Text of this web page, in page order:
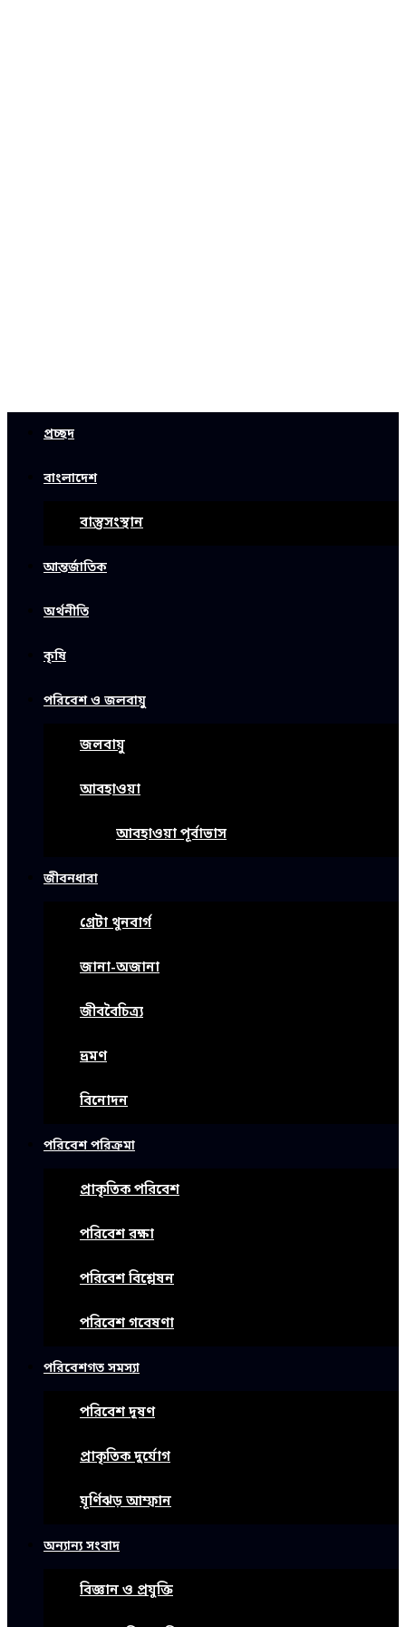
প্রচ্ছদ
বাংলাদেশ
বাস্তুসংস্থান
আন্তর্জাতিক
অর্থনীতি
কৃষি
পরিবেশ ও জলবায়ু
জলবায়ু
আবহাওয়া
আবহাওয়া পূর্বাভাস
জীবনধারা
গ্রেটা থুনবার্গ
জানা-অজানা
জীববৈচিত্র্য
ভ্রমণ
বিনোদন
পরিবেশ পরিক্রমা
প্রাকৃতিক পরিবেশ
পরিবেশ রক্ষা
পরিবেশ বিশ্লেষন
পরিবেশ গবেষণা
পরিবেশগত সমস্যা
পরিবেশ দূষণ
প্রাকৃতিক দুর্যোগ
ঘূর্ণিঝড় আম্ফান
অন্যান্য সংবাদ
বিজ্ঞান ও প্রযুক্তি